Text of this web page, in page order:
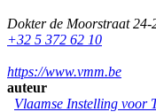
Dokter de Moorstraat 24-
+32 5 372 62 10
https://www.vmm.be
auteur
Vlaamse Instelling voor